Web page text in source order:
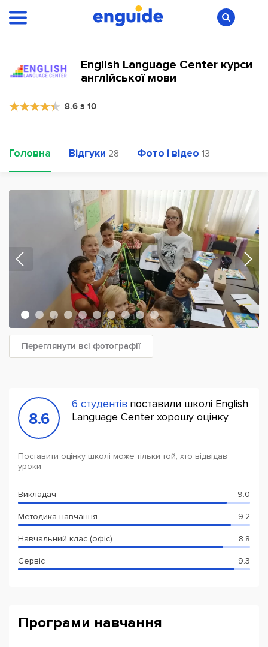
English Language Center курси
англійської мови
8.6 з 10
Головна Відгуки 28 Фото і відео 13
Переглянути всі фотографії
8.6
6 студентів поставили школі English
Language Center хорошу оцінку
Поставити оцінку школі може тільки той, хто відвідав
уроки
Викладач 9.0
Методика навчання 9.2
Навчальний клас (офіс) 8.8
Сервіс 9.3
Програми навчання